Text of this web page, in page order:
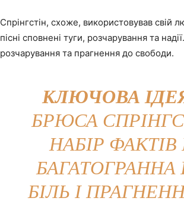
Спрінгстін, схоже, використовував свій
пісні сповнені туги, розчарування та
розчарування та прагнення до свободи.
КЛЮЧОВА
БРЮСА
НАБІР ФАКТІВ
БІЛЬ І